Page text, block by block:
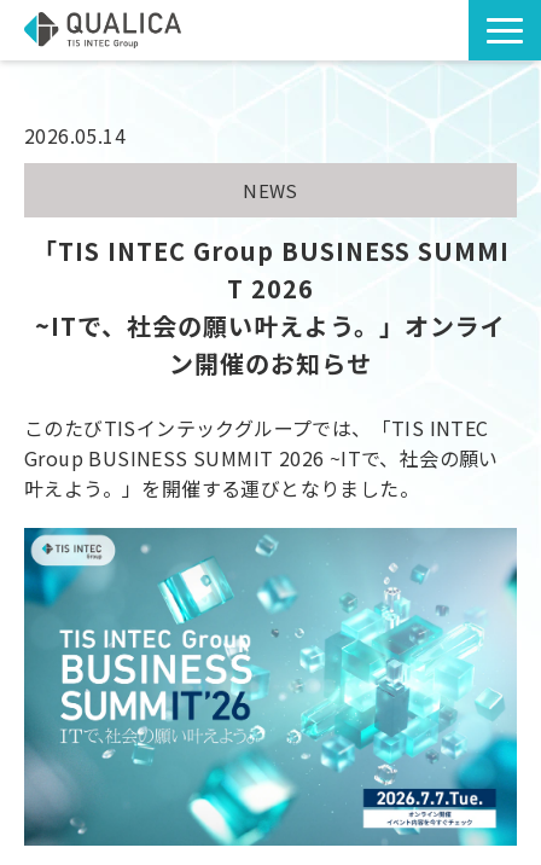
ソリューション・サービス
コラム
2026.05.14
NEWS
「TIS INTEC Group BUSINESS SUMMI
T 2026
~ITで、社会の願い叶えよう。」オンライ
ン開催のお知らせ
このたびTISインテックグループでは、「TIS INTEC
Group BUSINESS SUMMIT 2026 ~ITで、社会の願い
叶えよう。」を開催する運びとなりました。